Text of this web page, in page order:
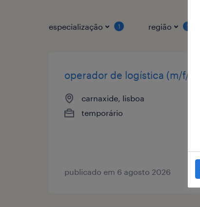
especialização 1 região 1
operador de logística (m/f/x)
carnaxide, lisboa
temporário
publicado em 6 agosto 2026